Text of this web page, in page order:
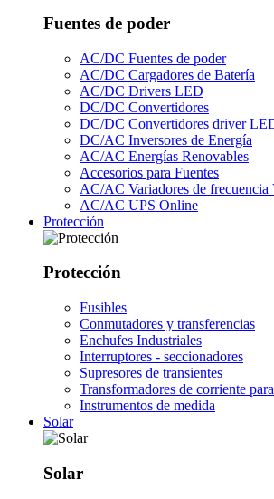
Fuentes de poder
AC/DC Fuentes de poder
AC/DC Cargadores de Batería
AC/DC Drivers LED
DC/DC Convertidores
DC/DC Convertidores driver
DC/AC Inversores de Energía
AC/AC Energías Renovables
Accesorios para Fuentes
AC/AC Variadores de
AC/AC UPS Online
Protección
Protección
Fusibles
Conmutadores y transferencias
Enchufes Industriales
Interruptores - seccionadores
Supresores de transientes
Transformadores de corriente
Instrumentos de medida
Solar
Solar